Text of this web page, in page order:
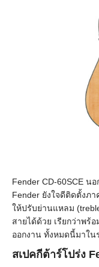
Fender CD-60SCE น
Fender ยังใจดีติดตั้งภ
ให้ปรับย่านแหลม
สายได้ด้วย เรียกว่าพ
ออกงาน ทั้งหมดนี้มาใน
สเปคกีต้าร์โปร่ง